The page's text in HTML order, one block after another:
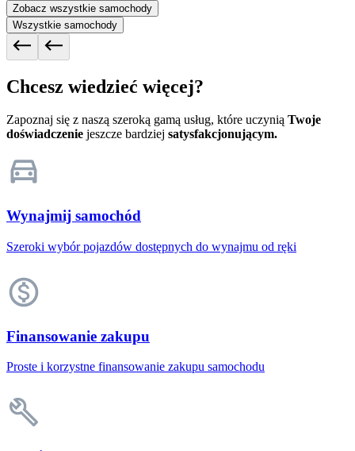
Zobacz wszystkie samochody
Wszystkie samochody
Chcesz wiedzieć więcej?
Zapoznaj się z naszą szeroką gamą usług, które uczynią Twoje
doświadczenie jeszcze bardziej satysfakcjonującym.
Wynajmij samochód
Szeroki wybór pojazdów dostępnych do wynajmu od ręki
Finansowanie zakupu
Proste i korzystne finansowanie zakupu samochodu